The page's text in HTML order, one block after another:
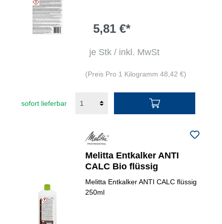
5,81 €*
je Stk / inkl. MwSt
(Preis Pro 1 Kilogramm 48,42 €)
sofort lieferbar
Melitta Entkalker ANTI
CALC Bio flüssig
Melitta Entkalker ANTI CALC flüssig
250ml